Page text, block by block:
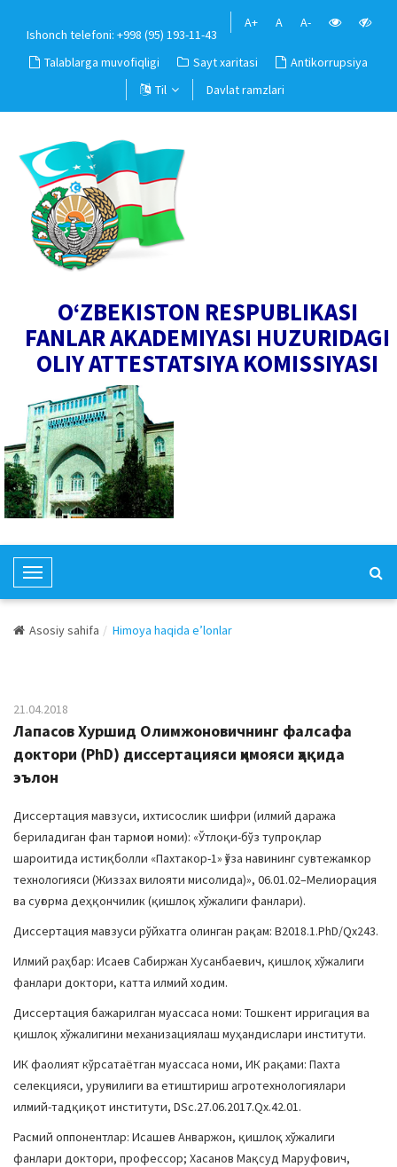
Ishonch telefoni: +998 (95) 193-11-43
A+ A A-
Talablarga muvofiqligi Sayt xaritasi
Antikorrupsiya
Til
Davlat ramzlari
O‘ZBEKISTON RESPUBLIKASI
FANLAR AKADEMIYASI HUZURIDAGI
OLIY ATTESTATSIYA KOMISSIYASI
T
o
g
N
a
a
t
i
o
n
Asosiy sahifa Himoya haqida e’lonlar
21.04.2018
Лапасов Хуршид Олимжоновичнинг фалсафа
доктори (PhD) диссертацияси ҳимояси ҳақида
эълон
Диссертация мавзуси, ихтисослик шифри (илмий даража
бериладиган фан тармоғи номи): «Ўтлоқи-бўз тупроқлар
шароитида истиқболли «Пахтакор-1» ғўза навининг сувтежамкор
технологияси (Жиззах вилояти мисолида)», 06.01.02–Мелиорация
ва суғорма деҳқончилик (қишлоқ хўжалиги фанлари).
Диссертация мавзуси рўйхатга олинган рақам: В2018.1.PhD/Qx243.
Илмий раҳбар: Исаев Сабиржан Хусанбаевич, қишлоқ хўжалиги
фанлари доктори, катта илмий ходим.
Диссертация бажарилган муассаса номи: Тошкент ирригация ва
қишлоқ хўжалигини механизациялаш муҳандислари институти.
ИК фаолият кўрсатаётган муассаса номи, ИК рақами: Пахта
селекцияси, уруғчилиги ва етиштириш агротехнологиялари
илмий-тадқиқот институти, DSc.27.06.2017.Qx.42.01.
Расмий оппонентлар: Исашев Анваржон, қишлоқ хўжалиги
фанлари доктори, профессор; Хасанов Мақсуд Маруфович,